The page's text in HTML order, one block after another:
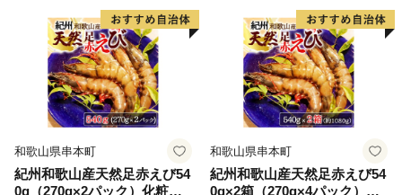
和歌山県串本町
紀州和歌山産天然足赤えび54
0g（270g×2パック）化粧箱
和歌山県串本町
紀州和歌山産天然足赤えび54
0g×2箱（270g×4パック）化